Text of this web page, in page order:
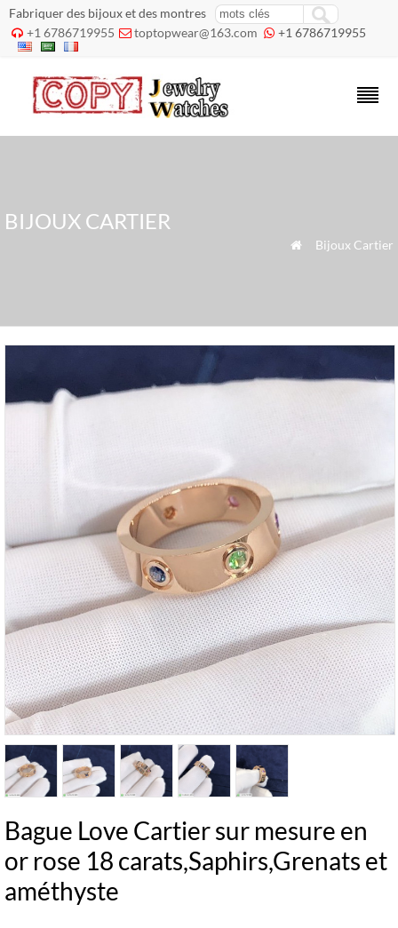
Fabriquer des bijoux et des montres
 +1 6786719955  toptopwear@163.com  +1 6786719955
BIJOUX CARTIER
 Bijoux Cartier
Bague Love Cartier sur mesure en
or rose 18 carats,Saphirs,Grenats et
améthyste